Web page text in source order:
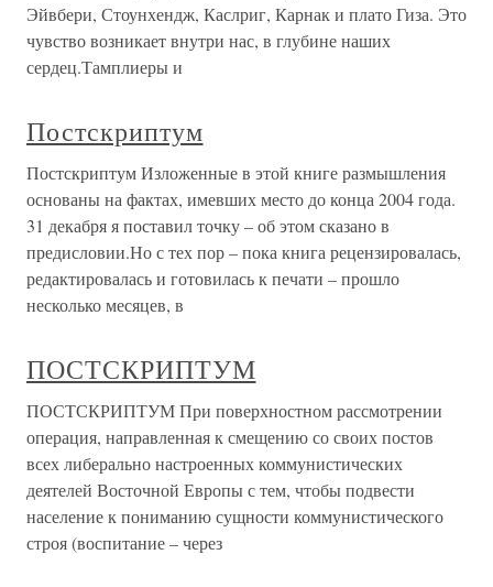
Эйвбери, Стоунхендж, Каслриг, Карнак и плато Гиза. Это
чувство возникает внутри нас, в глубине наших
сердец.Тамплиеры и
Постскриптум
Постскриптум Изложенные в этой книге размышления
основаны на фактах, имевших место до конца 2004 года.
31 декабря я поставил точку – об этом сказано в
предисловии.Но с тех пор – пока книга рецензировалась,
редактировалась и готовилась к печати – прошло
несколько месяцев, в
ПОСТСКРИПТУМ
ПОСТСКРИПТУМ При поверхностном рассмотрении
операция, направленная к смещению со своих постов
всех либерально настроенных коммунистических
деятелей Восточной Европы с тем, чтобы подвести
население к пониманию сущности коммунистического
строя (воспитание – через